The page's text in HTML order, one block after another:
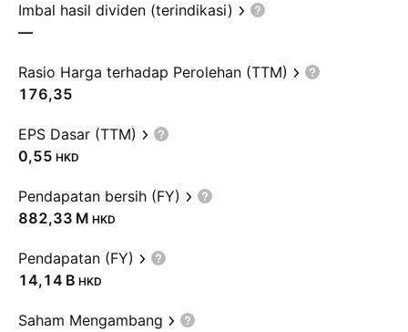
Imbal hasil dividen (terindikasi)
—
Rasio Harga terhadap Perolehan (TTM)
176,35
EPS Dasar (TTM)
0,55 HKD
Pendapatan bersih (FY)
‪882,33 M‬ HKD
Pendapatan (FY)
‪14,14 B‬ HKD
Saham Mengambang